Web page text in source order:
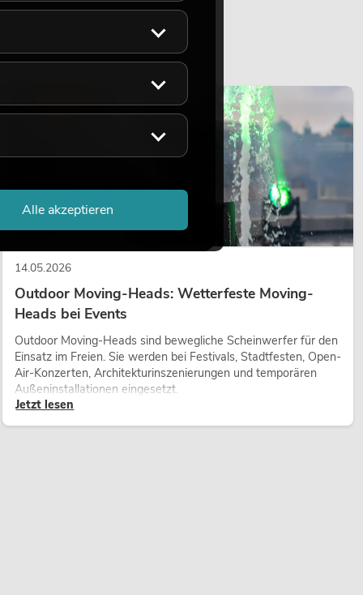
14.05.2026
Outdoor Moving-Heads: Wetterfeste Moving-
Heads bei Events
Outdoor Moving-Heads sind bewegliche Scheinwerfer für den
Einsatz im Freien. Sie werden bei Festivals, Stadtfesten, Open-
Air-Konzerten, Architekturinszenierungen und temporären
Außeninstallationen eingesetzt.
Jetzt lesen
LICHT
Alle akzeptieren